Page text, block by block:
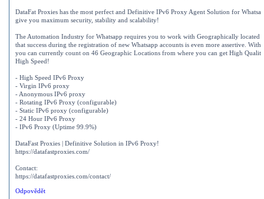
DataFat Proxies has the most perfect and Definitive IPv6 Proxy Agent Solution for
give you maximum security, stability and scalability!
The Automation Industry for Whatsapp requires you to work with Geographically located
that success during the registration of new Whatsapp accounts is even more assertive. With
you can currently count on 46 Geographic Locations from where you can get High
High Speed!
- High Speed ​​IPv6 Proxy
- Virgin IPv6 proxy
- Anonymous IPv6 proxy
- Rotating IPv6 Proxy (configurable)
- Static IPv6 proxy (configurable)
- 24 Hour IPv6 Proxy
- IPv6 Proxy (Uptime 99.9%)
DataFast Proxies | Definitive Solution in IPv6 Proxy!
https://datafastproxies.com/
Contact:
https://datafastproxies.com/contact/
Odpovědět